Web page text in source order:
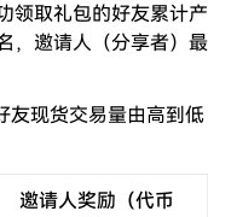
领取礼包的好友累计产
，邀请人（分享者）最
友现货交易量由高到低
邀请人奖励（代币